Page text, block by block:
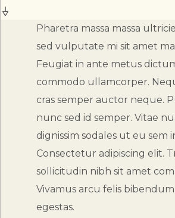
Pharetra massa massa
sed vulputate mi sit amet
Feugiat in ante metus
commodo ullamcorper.
cras semper auctor neque.
nunc sed id semper. Vitae
dignissim sodales ut eu sem
Consectetur adipiscing elit.
sollicitudin nibh sit amet
Vivamus arcu felis
egestas.